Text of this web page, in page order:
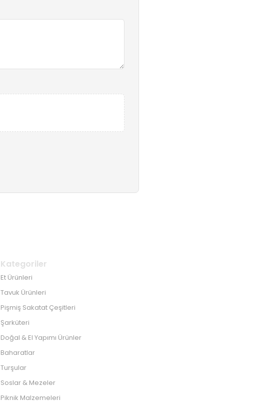
Kategoriler
Et Ürünleri
Tavuk Ürünleri
Pişmiş Sakatat Çeşitleri
Şarküteri
Doğal & El Yapımı Ürünler
Baharatlar
Turşular
Soslar & Mezeler
Piknik Malzemeleri